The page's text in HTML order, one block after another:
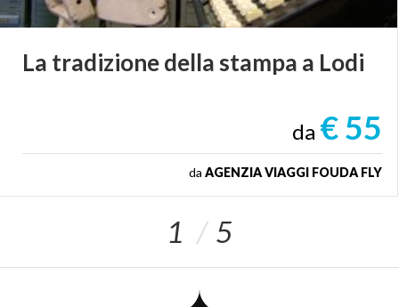
La tradizionedella stampa a Lodi
da € 55
da AGENZIA VIAGGI FOUDA FLY
1 5